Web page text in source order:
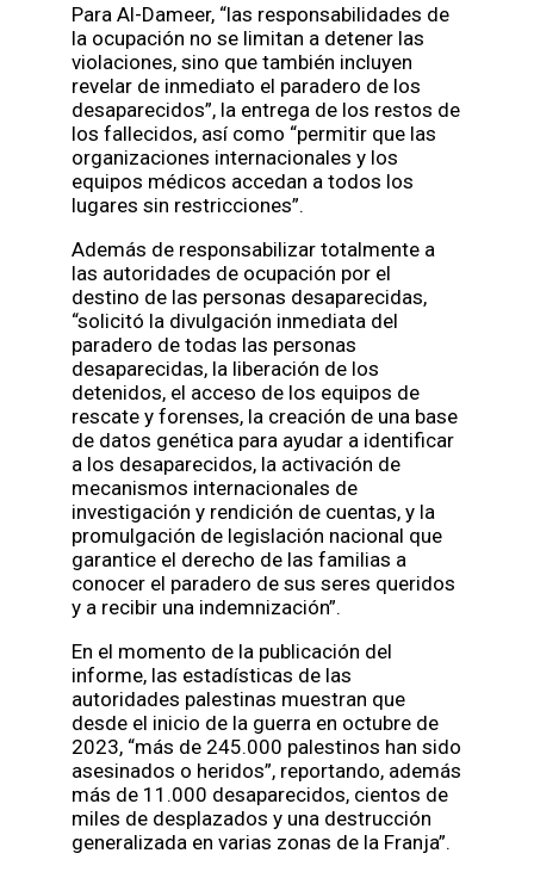
Para Al-Dameer, “las responsabilidades de
la ocupación no se limitan a detener las
violaciones, sino que también incluyen
revelar de inmediato el paradero de los
desaparecidos”, la entrega de los restos de
los fallecidos, así como “permitir que las
organizaciones internacionales y los
equipos médicos accedan a todos los
lugares sin restricciones”.
Además de responsabilizar totalmente a
las autoridades de ocupación por el
destino de las personas desaparecidas,
“solicitó la divulgación inmediata del
paradero de todas las personas
desaparecidas, la liberación de los
detenidos, el acceso de los equipos de
rescate y forenses, la creación de una base
de datos genética para ayudar a identificar
a los desaparecidos, la activación de
mecanismos internacionales de
investigación y rendición de cuentas, y la
promulgación de legislación nacional que
garantice el derecho de las familias a
conocer el paradero de sus seres queridos
y a recibir una indemnización”.
En el momento de la publicación del
informe, las estadísticas de las
autoridades palestinas muestran que
desde el inicio de la guerra en octubre de
2023, “más de 245.000 palestinos han sido
asesinados o heridos”, reportando, además
más de 11.000 desaparecidos, cientos de
miles de desplazados y una destrucción
generalizada en varias zonas de la Franja”.